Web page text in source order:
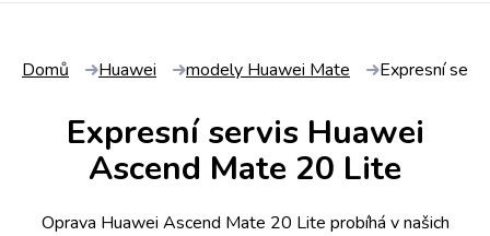
Domů Huawei modely Huawei Mate Expresní
Expresní servis Huawei
Ascend Mate 20 Lite
Oprava Huawei Ascend Mate 20 Lite probíhá v našich